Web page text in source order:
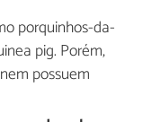
porquinhos-da-
pig. Porém,
possuem